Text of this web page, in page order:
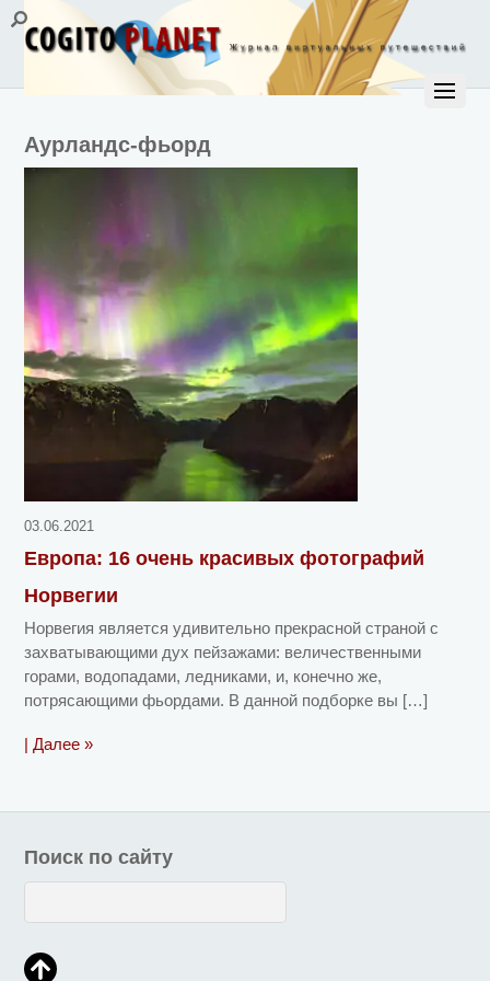
Аурландс-фьорд
03.06.2021
Европа: 16 очень красивых фотографий
Норвегии
Норвегия является удивительно прекрасной страной с
захватывающими дух пейзажами: величественными
горами, водопадами, ледниками, и, конечно же,
потрясающими фьордами. В данной подборке вы […]
| Далее »
Поиск по сайту